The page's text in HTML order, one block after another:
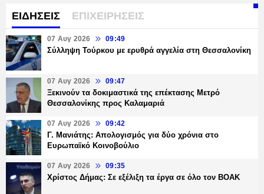
ΕΙΔΗΣΕΙΣ ΕΠΙΧΕΙΡΗΣΕΙΣ
07 Αυγ 2026 09:49
Σύλληψη Τούρκου με ερυθρά αγγελία στη Θεσσαλονίκη
07 Αυγ 2026 09:47
Ξεκινούν τα δοκιμαστικά της επέκτασης Μετρό
Θεσσαλονίκης προς Καλαμαριά
07 Αυγ 2026 09:42
Γ. Μανιάτης: Απολογισμός για δύο χρόνια στο
Ευρωπαϊκό Κοινοβούλιο
07 Αυγ 2026 09:35
Χρίστος Δήμας: Σε εξέλιξη τα έργα σε όλο τον ΒΟΑΚ